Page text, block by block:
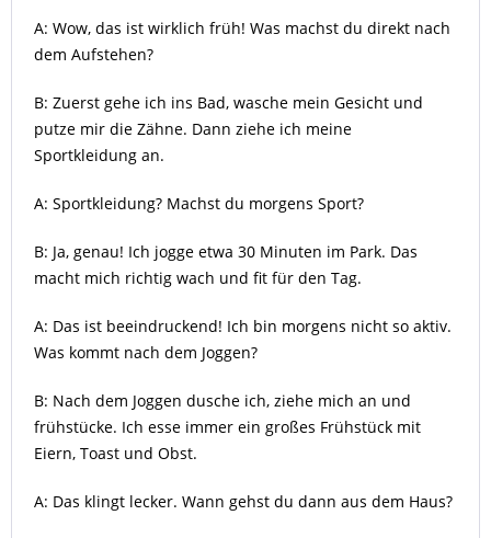
A: Wow, das ist wirklich früh! Was machst du direkt nach
dem Aufstehen?
B: Zuerst gehe ich ins Bad, wasche mein Gesicht und
putze mir die Zähne. Dann ziehe ich meine
Sportkleidung an.
A: Sportkleidung? Machst du morgens Sport?
B: Ja, genau! Ich jogge etwa 30 Minuten im Park. Das
macht mich richtig wach und fit für den Tag.
A: Das ist beeindruckend! Ich bin morgens nicht so aktiv.
Was kommt nach dem Joggen?
B: Nach dem Joggen dusche ich, ziehe mich an und
frühstücke. Ich esse immer ein großes Frühstück mit
Eiern, Toast und Obst.
A: Das klingt lecker. Wann gehst du dann aus dem Haus?